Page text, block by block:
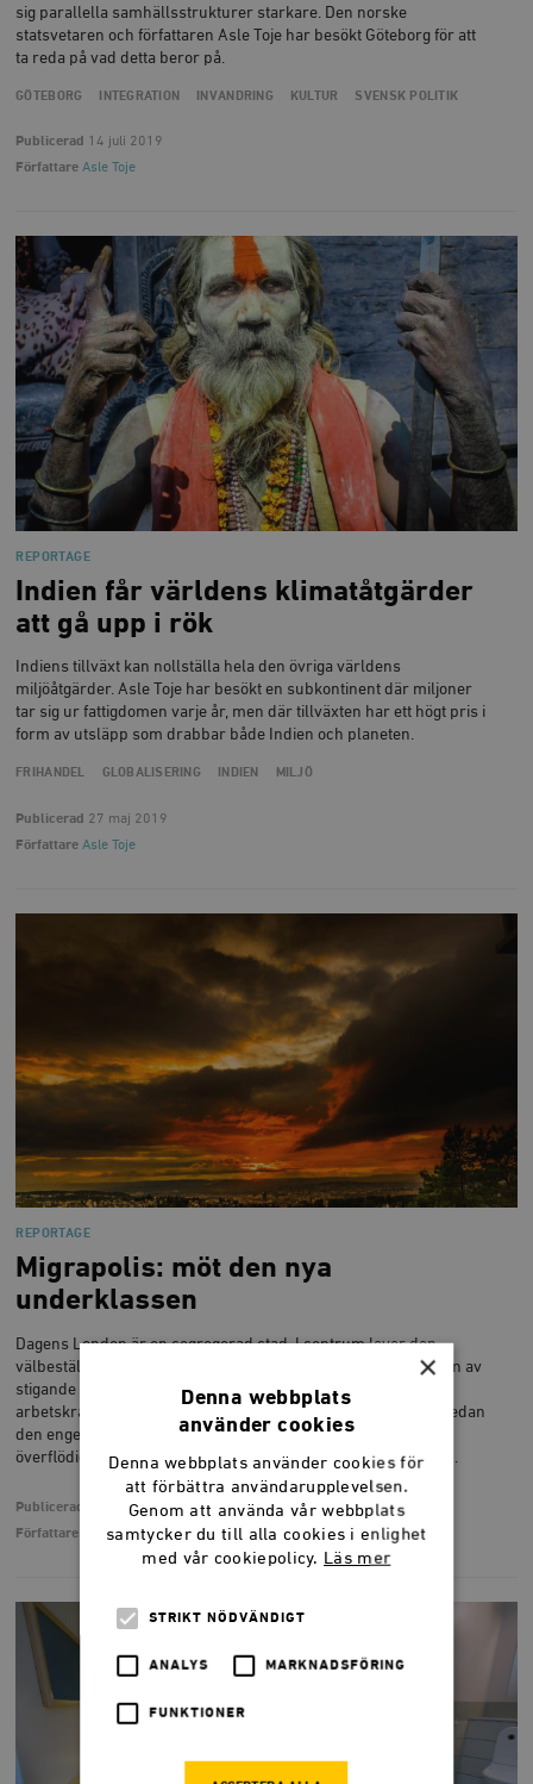
sig parallella samhällsstrukturer starkare. Den norske
statsvetaren och författaren Asle Toje har besökt Göteborg för att
ta reda på vad detta beror på.
GÖTEBORG INTEGRATION INVANDRING KULTUR SVENSK POLITIK
Publicerad 14 juli 2019
Författare Asle Toje
REPORTAGE
Indien får världens klimatåtgärder
att gå upp i rök
Indiens tillväxt kan nollställa hela den övriga världens
miljöåtgärder. Asle Toje har besökt en subkontinent där miljoner
tar sig ur fattigdomen varje år, men där tillväxten har ett högt pris i
form av utsläpp som drabbar både Indien och planeten.
FRIHANDEL GLOBALISERING INDIEN MILJÖ
Publicerad 27 maj 2019
Författare Asle Toje
REPORTAGE
Migrapolis: möt den nya
underklassen
Dagens London är en segregerad stad. I centrum lever den
välbeställda överklassen, medan medelklassen trängts undan av
stigande bostadspriser. I förorterna lever den invandrade
arbetskraften som utför tjänsterna som de rika efterfrågar, medan
den engelska arbetarklassen upplever sig som allt mer
överflödig. Asle Toje har talat med invånarna i det nya London.
Publicerad
4 mars 2019
Författare
Asle Toje
×
Denna webbplats
använder cookies
Denna webbplats använder cookies för
att förbättra användarupplevelsen.
Genom att använda vår webbplats
samtycker du till alla cookies i enlighet
med vår cookiepolicy. Läs mer
STRIKT NÖDVÄNDIGT
ANALYS MARKNADSFÖRING
FUNKTIONER